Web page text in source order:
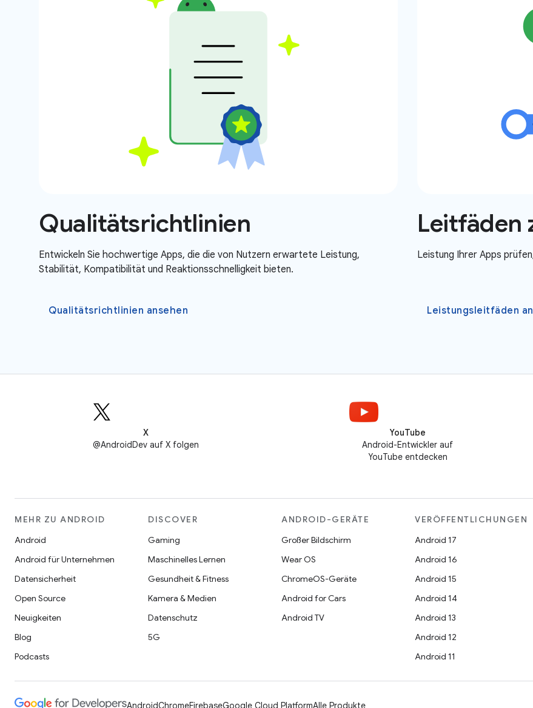
Qualitätsrichtlinien
Entwickeln Sie hochwertige Apps, die die von Nutzern erwartete Leistung,
Stabilität, Kompatibilität und Reaktionsschnelligkeit bieten.
Qualitätsrichtlinien ansehen
Leitfäden
Leistung Ihrer Apps
Leistungsleitfäden
X
@AndroidDev auf X folgen
YouTube
Android-Entwickler auf
YouTube entdecken
MEHR ZU ANDROID
Android
Android für Unternehmen
Datensicherheit
Open Source
Neuigkeiten
Blog
Podcasts
DISCOVER
Gaming
Maschinelles Lernen
Gesundheit & Fitness
Kamera & Medien
Datenschutz
5G
ANDROID-GERÄTE
Großer Bildschirm
Wear OS
ChromeOS-Geräte
Android for Cars
Android TV
VERÖFFENTLICHUNGEN
Android 17
Android 16
Android 15
Android 14
Android 13
Android 12
Android 11
AndroidChromeFirebaseGoogle Cloud PlatformAlle Produkte